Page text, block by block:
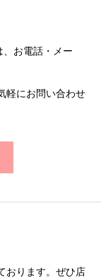
、お電話・メー
軽にお問い合わせ
おります。ぜひ店